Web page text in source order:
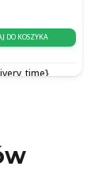
DO KOSZYKA